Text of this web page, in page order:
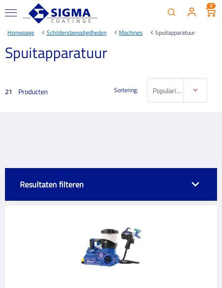
0
Homepage Schildersbenodigdheden Machines Spuitapparatuur
Spuitapparatuur
21 Producten Sortering: Populariteit
Resultaten filteren
Deco North Paint Related